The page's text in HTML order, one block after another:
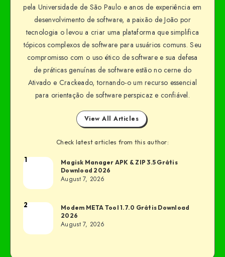
pela Universidade de São Paulo e anos de experiência em
desenvolvimento de software, a paixão de João por
tecnologia o levou a criar uma plataforma que simplifica
tópicos complexos de software para usuários comuns. Seu
compromisso com o uso ético de software e sua defesa
de práticas genuínas de software estão no cerne do
Ativado e Crackeado, tornando-o um recurso essencial
para orientação de software perspicaz e confiável.
View All Articles
Check latest articles from this author:
1
Magisk Manager APK & ZIP 3.5 Grátis
Download 2026
August 7, 2026
2
Modem META Tool 1.7.0 Grátis Download
2026
August 7, 2026